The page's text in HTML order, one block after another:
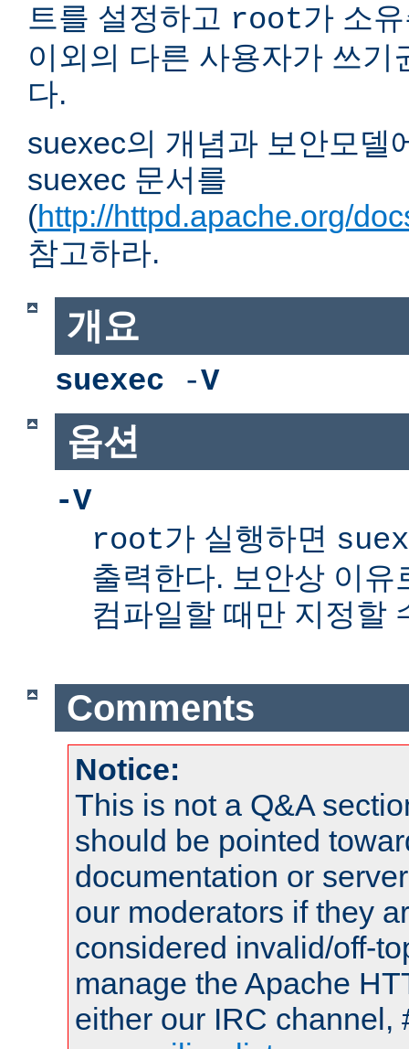
트를 설정하고 root가 소
이외의 다른 사용자가 쓰기
다.
suexec의 개념과 보안모델
suexec 문서를
(http://httpd.apache.org/
참고하라.
개요
suexec -V
옵션
-V
root가 실행하면
출력한다. 보안상 이유
컴파일할 때만 지정할
Comments
Notice:
This is not a Q&A
should be pointed
documentation or
our moderators if they
considered invalid/off-
manage the Apache
either our IRC channel,